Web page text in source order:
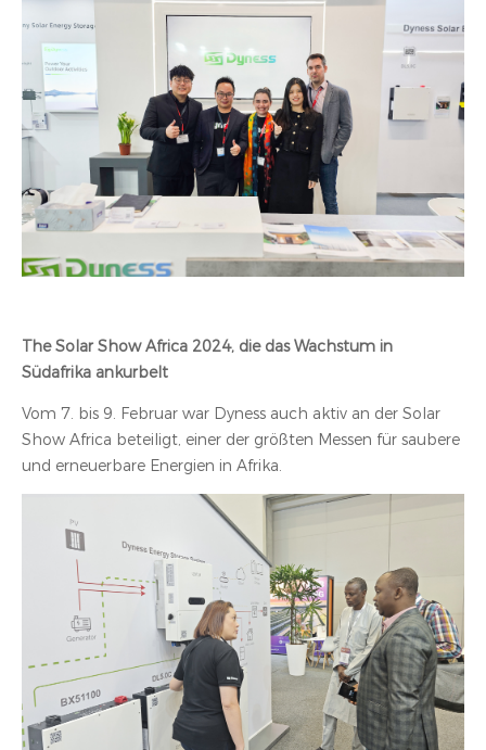
The Solar Show Africa 2024, die das Wachstum in
Südafrika ankurbelt
Vom 7. bis 9. Februar war Dyness auch aktiv an der Solar
Show Africa beteiligt, einer der größten Messen für saubere
und erneuerbare Energien in Afrika.